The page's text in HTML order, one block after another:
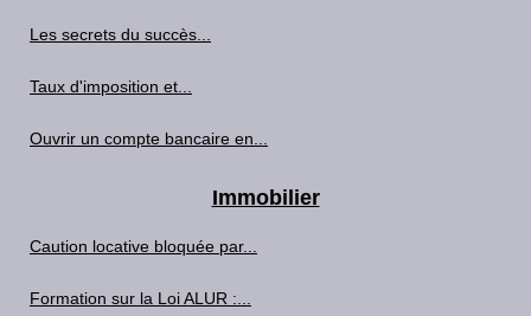
Les secrets du succès...
Taux d'imposition et...
Ouvrir un compte bancaire en...
Immobilier
Caution locative bloquée par...
Formation sur la Loi ALUR :...